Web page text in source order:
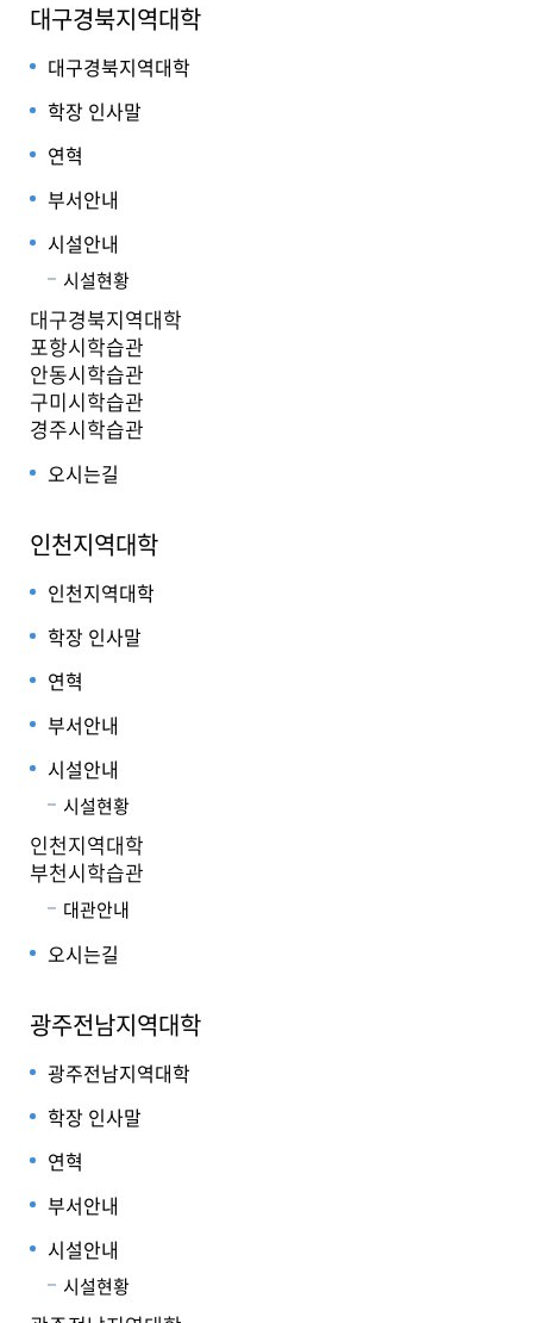
대구경북지역대학
대구경북지역대학
학장 인사말
연혁
부서안내
시설안내
시설현황
대구경북지역대학
포항시학습관
안동시학습관
구미시학습관
경주시학습관
오시는길
인천지역대학
인천지역대학
학장 인사말
연혁
부서안내
시설안내
시설현황
인천지역대학
부천시학습관
대관안내
오시는길
광주전남지역대학
광주전남지역대학
학장 인사말
연혁
부서안내
시설안내
시설현황